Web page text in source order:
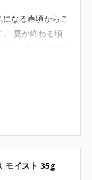
ライト 28mL（ロ
ずしい感触で、さ
をお使いくださ
なる春頃からこ
夏が終わる頃
モイスト 35g